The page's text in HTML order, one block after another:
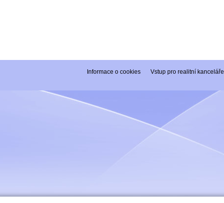
Vstup pro realitní kanceláře
Informace o cookies